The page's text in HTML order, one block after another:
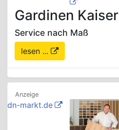
Gardinen Kaiser
Service nach Maß
lesen ...
dn-markt.de